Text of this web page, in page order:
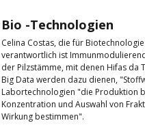
Bio -Technologien
Celina Costas, die für
verantwortlich ist
der Pilzstämme, mit denen Hifas da
Big Data werden dazu dienen,
Labortechnologien "die Produktion
Konzentration und Auswahl von
Wirkung bestimmen".